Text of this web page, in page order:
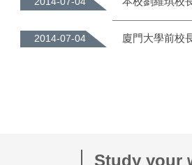
Study your